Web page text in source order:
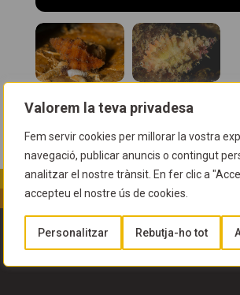
Valorem la teva privadesa
Fem servir cookies per millorar la vostra
navegació, publicar anuncis o contingut
analitzar el nostre trànsit. En fer clic a
accepteu el nostre ús de cookies.
Personalitzar Rebutja-ho tot